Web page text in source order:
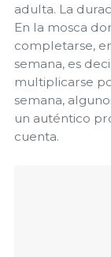
adulta. La
En la mosca
completarse,
semana, es
multiplicarse
semana,
un auténtico
cuenta.